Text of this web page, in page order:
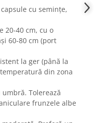
cu semințe,
20-40 cm, cu o
60-80 cm (port
la ger (până la
din zona
Tolerează
frunzele albe